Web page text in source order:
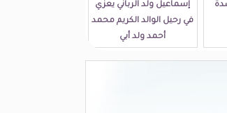
إسماعيل ولد الرباني يعزي
في رحيل الوالد الكريم محمد
أحمد ولد أبي